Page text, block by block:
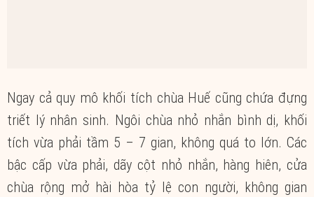
Ngay cả quy mô khối tích chùa Huế cũng chứa đựng
triết lý nhân sinh. Ngôi chùa nhỏ nhắn bình dị, khối
tích vừa phải tầm 5 – 7 gian, không quá to lớn. Các
bậc cấp vừa phải, dãy cột nhỏ nhắn, hàng hiên, cửa
chùa rộng mở hài hòa tỷ lệ con người, không gian